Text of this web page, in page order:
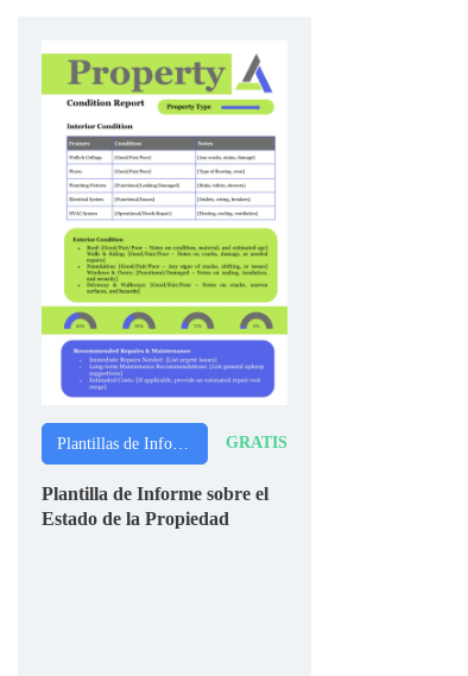
Plantillas de Informes GRATIS
Plantilla de Informe sobre el
Estado de la Propiedad